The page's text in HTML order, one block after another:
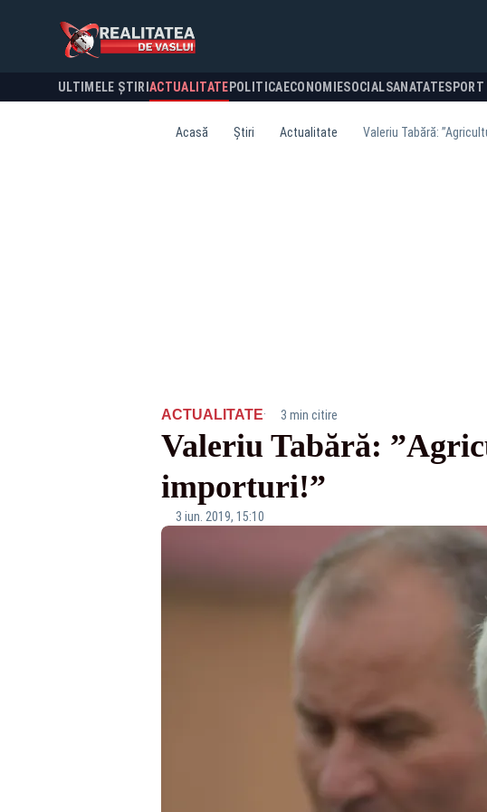
ULTIMELE ȘTIRI ACTUALITATE POLITICA ECONOMIESOCIALSANATATESPORT
Acasă Știri Actualitate Valeriu Tabără:
ACTUALITATE· 3 min citire
Valeriu Tabără:
importuri!”
3 iun. 2019, 15:10